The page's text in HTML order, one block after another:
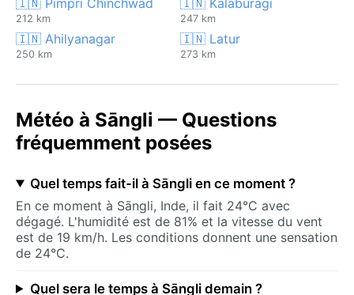
212 km 247 km
🇮🇳 Ahilyanagar
250 km
🇮🇳 Latur
273 km
Météo à Sāngli — Questions
fréquemment posées
Quel temps fait-il à Sāngli en ce moment ?
En ce moment à Sāngli, Inde, il fait 24°C avec
dégagé. L'humidité est de 81% et la vitesse du vent
est de 19 km/h. Les conditions donnent une sensation
de 24°C.
Quel sera le temps à Sāngli demain ?